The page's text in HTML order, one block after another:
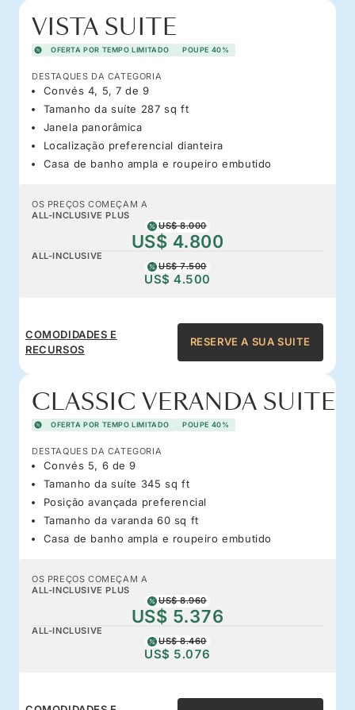
VISTA SUITE
OFERTA POR TEMPO LIMITADO POUPE 40%
DESTAQUES DA CATEGORIA
Convés 4, 5, 7 de 9
Tamanho da suíte 287 sq ft
Janela panorâmica
Localização preferencial dianteira
Casa de banho ampla e roupeiro embutido
OS PREÇOS COMEÇAM A
ALL-INCLUSIVE PLUS
US$ 8.000
US$ 4.800
ALL-INCLUSIVE
US$ 7.500
US$ 4.500
COMODIDADES E
RECURSOS
RESERVE A SUA SUITE
CLASSIC VERANDA SUITE
OFERTA POR TEMPO LIMITADO POUPE 40%
DESTAQUES DA CATEGORIA
Convés 5, 6 de 9
Tamanho da suíte 345 sq ft
Posição avançada preferencial
Tamanho da varanda 60 sq ft
Casa de banho ampla e roupeiro embutido
OS PREÇOS COMEÇAM A
ALL-INCLUSIVE PLUS
US$ 8.960
US$ 5.376
ALL-INCLUSIVE
US$ 8.460
US$ 5.076